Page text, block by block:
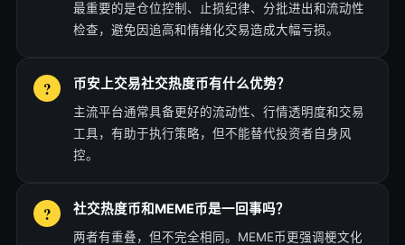
最重要的是仓位控制、止损纪律、分批进出和流动性
检查，避免因追高和情绪化交易造成大幅亏损。
币安上交易社交热度币有什么优势？
主流平台通常具备更好的流动性、行情透明度和交易
工具，有助于执行策略，但不能替代投资者自身风
控。
社交热度币和MEME币是一回事吗？
两者有重叠，但不完全相同。MEME币更强调梗文化